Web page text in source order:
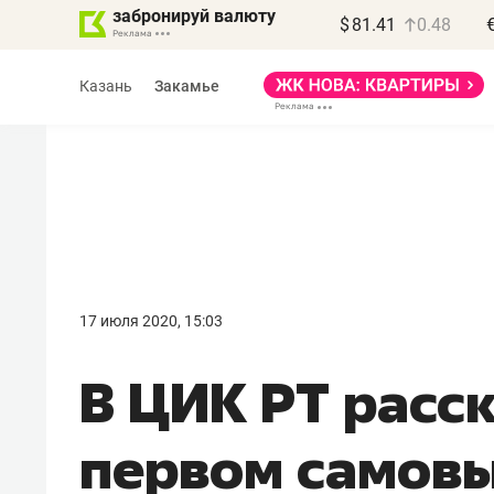
забронируй валюту $ 81.41 0.48
Казань Закамье
17 июля 2020, 15:03
В ЦИК РТ
первом
правил, бизнес может
потерять минимум